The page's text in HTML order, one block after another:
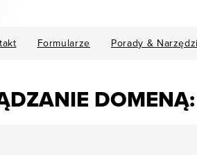
Formularze Porady &